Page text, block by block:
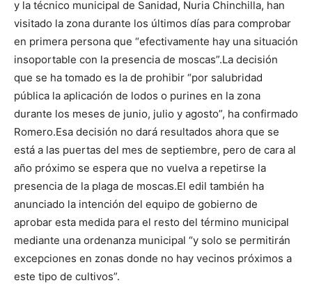
y la técnico municipal de Sanidad, Nuria Chinchilla, han
visitado la zona durante los últimos días para comprobar
en primera persona que “efectivamente hay una situación
insoportable con la presencia de moscas”.La decisión
que se ha tomado es la de prohibir “por salubridad
pública la aplicación de lodos o purines en la zona
durante los meses de junio, julio y agosto”, ha confirmado
Romero.Esa decisión no dará resultados ahora que se
está a las puertas del mes de septiembre, pero de cara al
año próximo se espera que no vuelva a repetirse la
presencia de la plaga de moscas.El edil también ha
anunciado la intención del equipo de gobierno de
aprobar esta medida para el resto del término municipal
mediante una ordenanza municipal “y solo se permitirán
excepciones en zonas donde no hay vecinos próximos a
este tipo de cultivos”.